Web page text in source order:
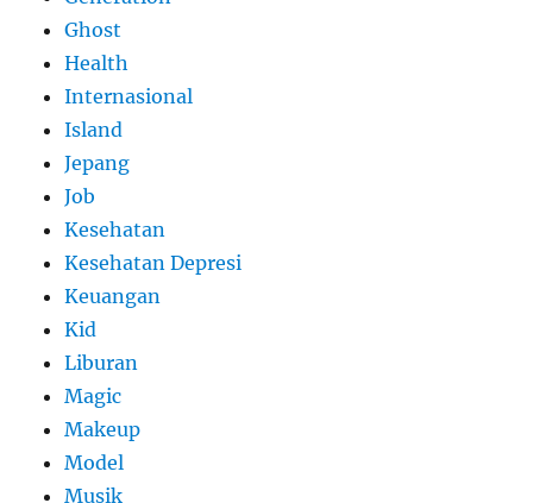
Ghost
Health
Internasional
Island
Jepang
Job
Kesehatan
Kesehatan Depresi
Keuangan
Kid
Liburan
Magic
Makeup
Model
Musik